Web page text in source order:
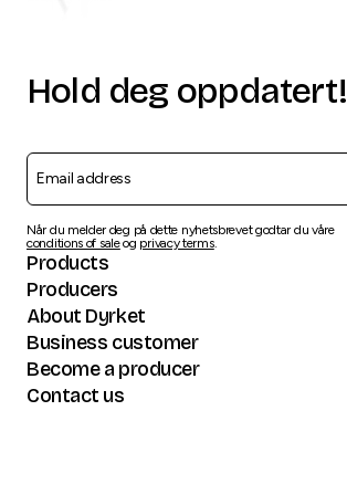
Hold deg oppdatert!
Når du melder deg på dette nyhetsbrevet godtar du våre
conditions of saleog privacy terms.
Products
Producers
About Dyrket
Business customer
Become a producer
Contact us